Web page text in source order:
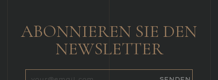
ABONNIEREN SIE DEN
NEWSLETTER